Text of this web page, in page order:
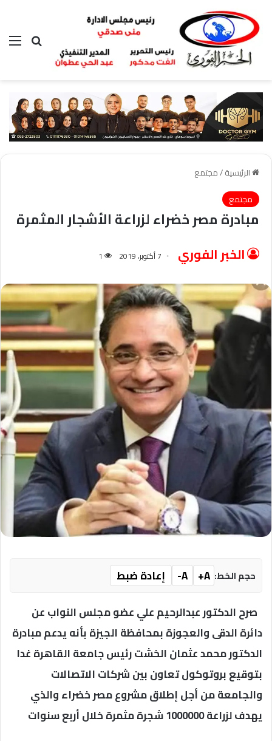
بحث عن
الرئيسية/مجتمع
مجتمع
مبادرة مصر خضراء لزراعة الأشجار المثمرة
الخبر الفوري 7 أكتوبر، 2019 1
حجم الخط: A+
A-
إعادة ضبط
صرح الدكتور عبدالرحيم علي عضو مجلس النواب عن
دائرة الدقى والعجوزة بمحافظة الجيزة بأنه يدعم مبادرة
الدكتور محمد عثمان الخشت رئيس جامعة القاهرة غدا
بتوقيع بروتوكول تعاون بين شركات الاتصالات
والجامعة من أجل إطلاق مشروع مصر خضراء والذي
يهدف لزراعة 1000000 شجرة مثمرة خلال أربع سنوات